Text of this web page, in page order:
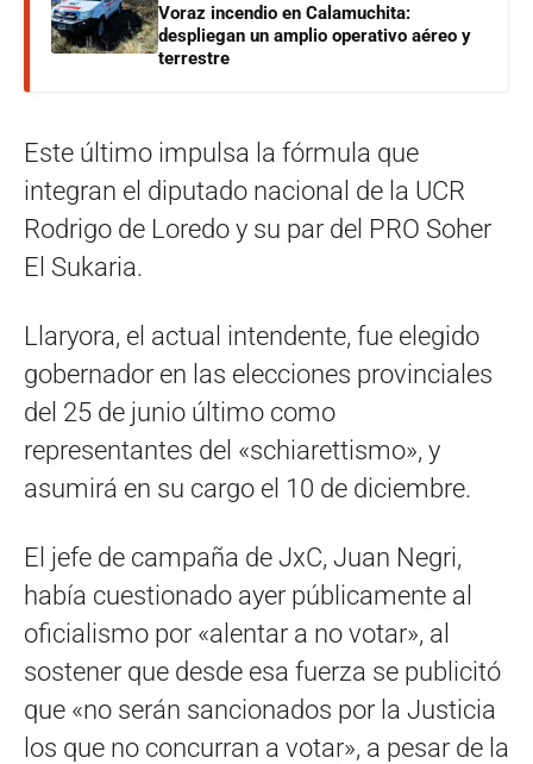
Voraz incendio en Calamuchita:
despliegan un amplio operativo aéreo y
terrestre
Este último impulsa la fórmula que
integran el diputado nacional de la UCR
Rodrigo de Loredo y su par del PRO Soher
El Sukaria.
Llaryora, el actual intendente, fue elegido
gobernador en las elecciones provinciales
del 25 de junio último como
representantes del «schiarettismo», y
asumirá en su cargo el 10 de diciembre.
El jefe de campaña de JxC, Juan Negri,
había cuestionado ayer públicamente al
oficialismo por «alentar a no votar», al
sostener que desde esa fuerza se publicitó
que «no serán sancionados por la Justicia
los que no concurran a votar», a pesar de la